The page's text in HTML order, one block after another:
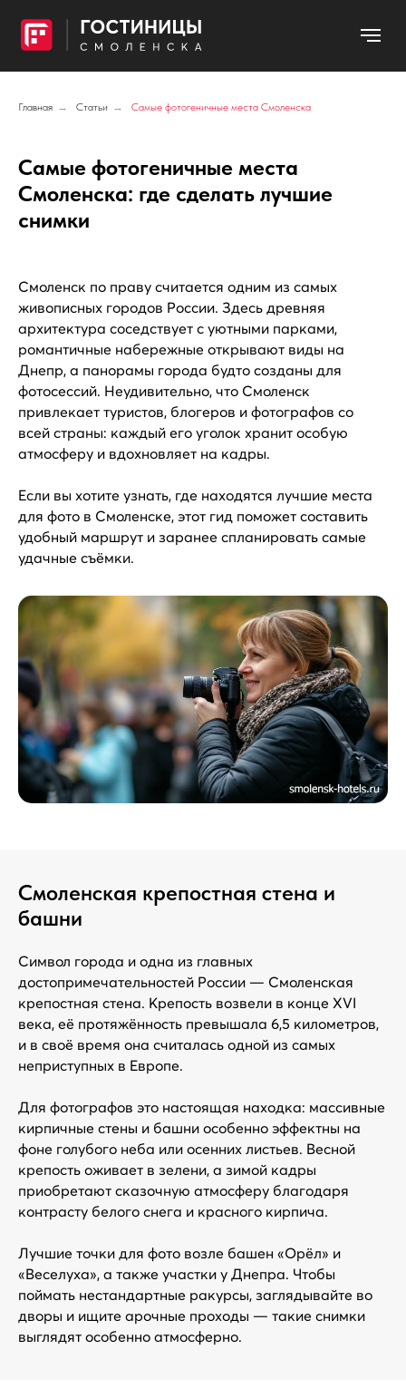
Главная → Статьи → Самые фотогеничные места Смоленска
Самые фотогеничные места
Смоленска: где сделать лучшие
снимки
Смоленск по праву считается одним из самых
живописных городов России. Здесь древняя
архитектура соседствует с уютными парками,
романтичные набережные открывают виды на
Днепр, а панорамы города будто созданы для
фотосессий. Неудивительно, что Смоленск
привлекает туристов, блогеров и фотографов со
всей страны: каждый его уголок хранит особую
атмосферу и вдохновляет на кадры.
Если вы хотите узнать, где находятся лучшие места
для фото в Смоленске, этот гид поможет составить
удобный маршрут и заранее спланировать самые
удачные съёмки.
Смоленская крепостная стена и
башни
Символ города и одна из главных
достопримечательностей России — Смоленская
крепостная стена. Крепость возвели в конце XVI
века, её протяжённость превышала 6,5 километров,
и в своё время она считалась одной из самых
неприступных в Европе.
Для фотографов это настоящая находка: массивные
кирпичные стены и башни особенно эффектны на
фоне голубого неба или осенних листьев. Весной
крепость оживает в зелени, а зимой кадры
приобретают сказочную атмосферу благодаря
контрасту белого снега и красного кирпича.
Лучшие точки для фото возле башен «Орёл» и
«Веселуха», а также участки у Днепра. Чтобы
поймать нестандартные ракурсы, заглядывайте во
дворы и ищите арочные проходы — такие снимки
выглядят особенно атмосферно.